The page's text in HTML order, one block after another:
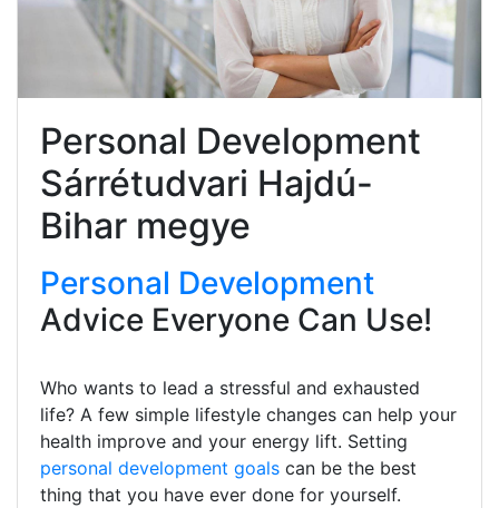
Personal Development
Sárrétudvari Hajdú-
Bihar megye
Personal Development
Advice Everyone Can Use!
Who wants to lead a stressful and exhausted
life? A few simple lifestyle changes can help your
health improve and your energy lift. Setting
personal development goals can be the best
thing that you have ever done for yourself.